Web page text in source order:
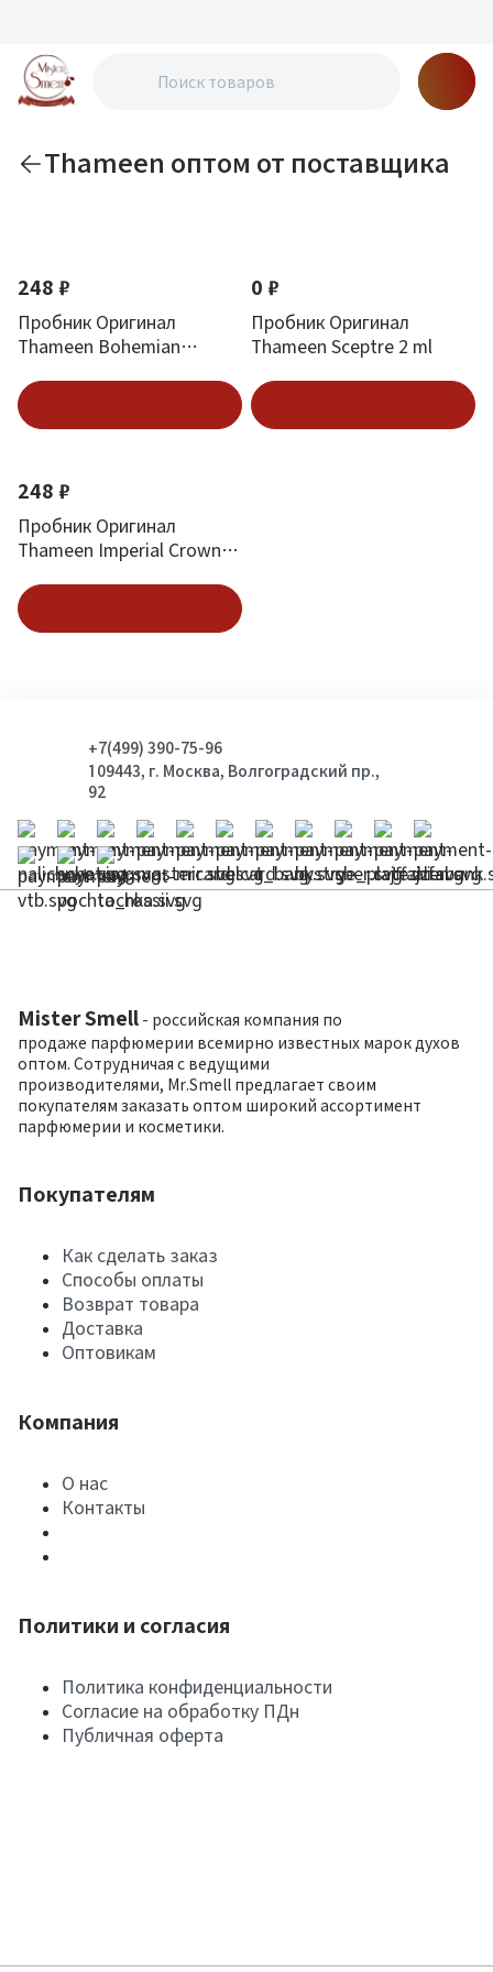
Thameen оптом от поставщика
248 ₽
Пробник Оригинал
Thameen Bohemian
0 ₽
Пробник Оригинал
Thameen Sceptre 2 ml
248 ₽
Пробник Оригинал
Thameen Imperial Crown 2
+7(499) 390-75-96
109443, г. Москва, Волгоградский пр.,
92
Mister Smell - российская компания по
продаже парфюмерии всемирно известных марок духов
оптом. Сотрудничая с ведущими
производителями, Mr.Smell предлагает своим
покупателям заказать оптом широкий ассортимент
парфюмерии и косметики.
Покупателям
Как сделать заказ
Способы оплаты
Возврат товара
Доставка
Оптовикам
Компания
О нас
Контакты
Политики и согласия
Политика конфиденциальности
Согласие на обработку ПДн
Публичная оферта